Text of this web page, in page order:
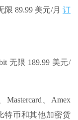
限 89.99 美元/月 订
无限 189.99 美元/
、Amex
特币和其他加密货